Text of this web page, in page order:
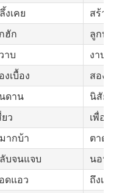
งเคย
สร้างคว
ฮัก
ลูกบุญธร
าบ
งาบ, กัด,
งเบื้อง
สองข้าง
ดาน
นิสัย, คว
ยว
เพื่อนสนิท
ากบ้า
ตาตุ่มข้อ
บจนแจบ
นอนหลับ
ดแอว
ถึงเอว